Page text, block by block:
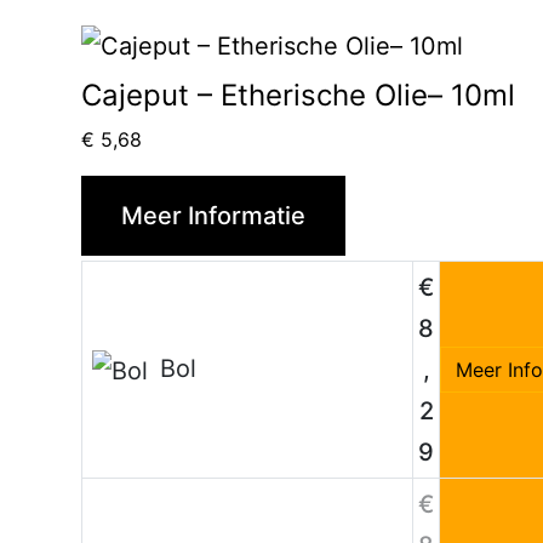
Cajeput – Etherische Olie– 10ml
€ 5,68
Meer Informatie
Bol
€
8
,
2
9
Meer
€